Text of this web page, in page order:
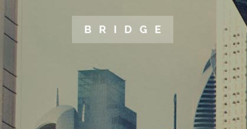
TWO COLUMNS GRID
THREE COLUMNS GRID